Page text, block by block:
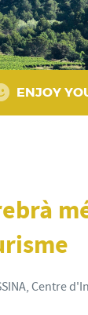
ENJOY
Centre